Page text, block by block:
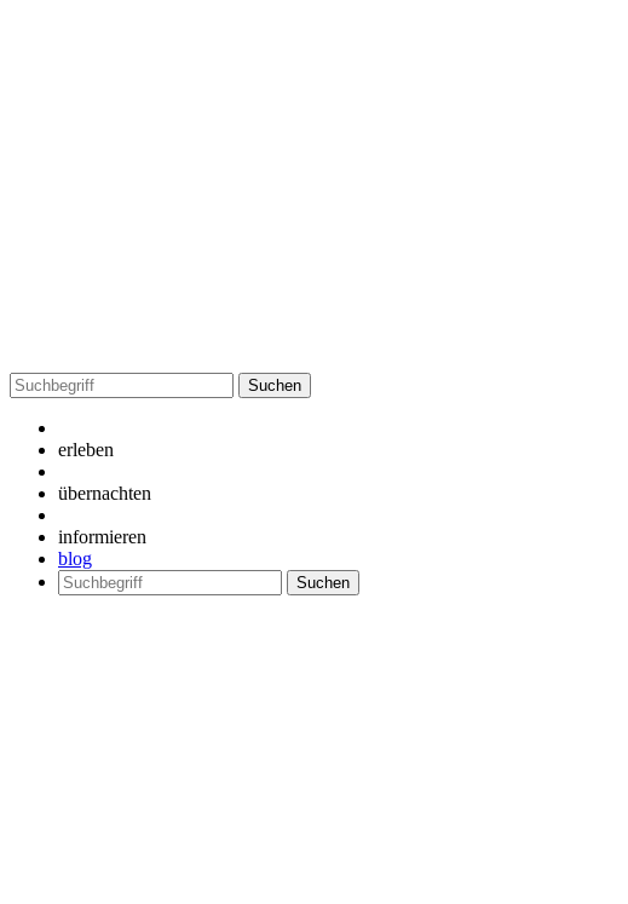
Suchen
nach:
erleben
übernachten
informieren
blog
Suchen
nach: